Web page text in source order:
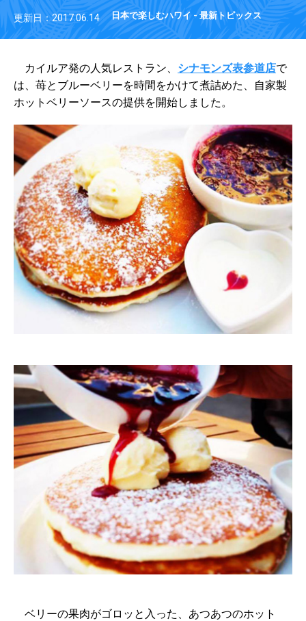
更新日：2017.06.14 日本で楽しむハワイ - 最新トピックス
カイルア発の人気レストラン、 シナモンズ表参道店で
は、苺とブルーベリーを時間をかけて煮詰めた、自家製
ホットベリーソースの提供を開始しました。
ベリーの果肉がゴロッと入った、あつあつのホット